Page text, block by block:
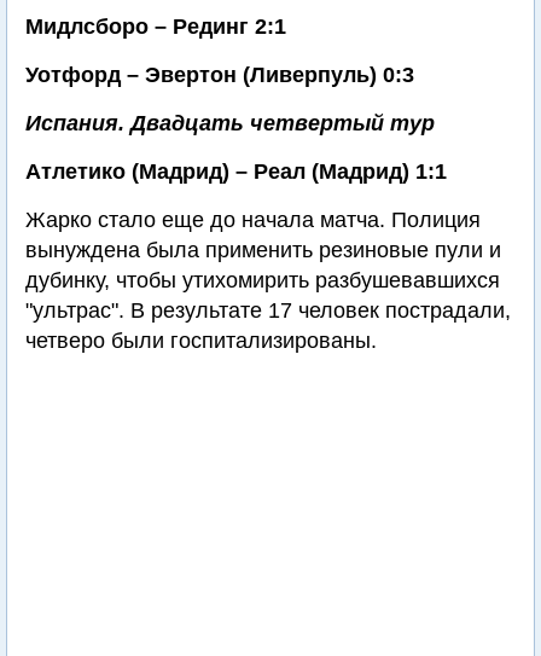
Мидлсборо – Рединг 2:1
Уотфорд – Эвертон (Ливерпуль) 0:3
Испания. Двадцать четвертый тур
Атлетико (Мадрид) – Реал (Мадрид) 1:1
Жарко стало еще до начала матча. Полиция
вынуждена была применить резиновые пули и
дубинку, чтобы утихомирить разбушевавшихся
"ультрас". В результате 17 человек пострадали,
четверо были госпитализированы.